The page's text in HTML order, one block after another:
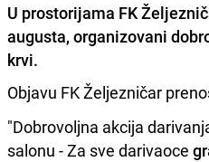
U prostorijama FK
augusta, organizovani
krvi.
Objavu FK Željezničar
"Dobrovoljna akcija
salonu - Za sve darivaoce